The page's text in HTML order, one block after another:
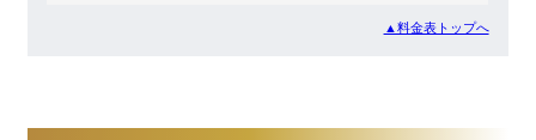
▲料金表トップへ